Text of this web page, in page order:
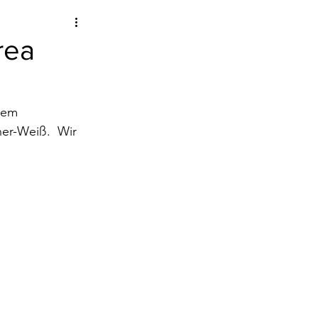
Weiß.  Wir